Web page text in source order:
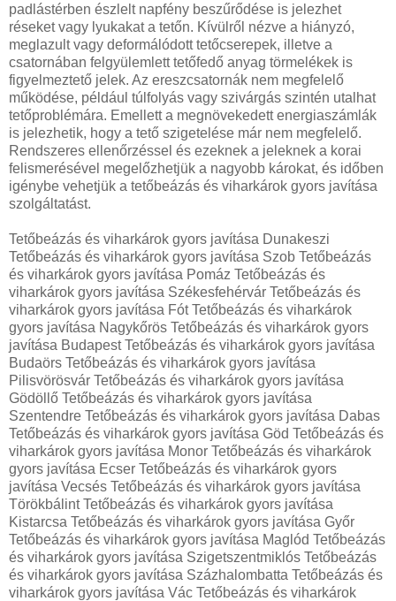
padlástérben észlelt napfény beszűrődése is jelezhet
réseket vagy lyukakat a tetőn. Kívülről nézve a hiányzó,
meglazult vagy deformálódott tetőcserepek, illetve a
csatornában felgyülemlett tetőfedő anyag törmelékek is
figyelmeztető jelek. Az ereszcsatornák nem megfelelő
működése, például túlfolyás vagy szivárgás szintén utalhat
tetőproblémára. Emellett a megnövekedett energiaszámlák
is jelezhetik, hogy a tető szigetelése már nem megfelelő.
Rendszeres ellenőrzéssel és ezeknek a jeleknek a korai
felismerésével megelőzhetjük a nagyobb károkat, és időben
igénybe vehetjük a tetőbeázás és viharkárok gyors javítása
szolgáltatást.
Tetőbeázás és viharkárok gyors javítása Dunakeszi
Tetőbeázás és viharkárok gyors javítása Szob Tetőbeázás
és viharkárok gyors javítása Pomáz Tetőbeázás és
viharkárok gyors javítása Székesfehérvár Tetőbeázás és
viharkárok gyors javítása Fót Tetőbeázás és viharkárok
gyors javítása Nagykőrös Tetőbeázás és viharkárok gyors
javítása Budapest Tetőbeázás és viharkárok gyors javítása
Budaörs Tetőbeázás és viharkárok gyors javítása
Pilisvörösvár Tetőbeázás és viharkárok gyors javítása
Gödöllő Tetőbeázás és viharkárok gyors javítása
Szentendre Tetőbeázás és viharkárok gyors javítása Dabas
Tetőbeázás és viharkárok gyors javítása Göd Tetőbeázás és
viharkárok gyors javítása Monor Tetőbeázás és viharkárok
gyors javítása Ecser Tetőbeázás és viharkárok gyors
javítása Vecsés Tetőbeázás és viharkárok gyors javítása
Törökbálint Tetőbeázás és viharkárok gyors javítása
Kistarcsa Tetőbeázás és viharkárok gyors javítása Győr
Tetőbeázás és viharkárok gyors javítása Maglód Tetőbeázás
és viharkárok gyors javítása Szigetszentmiklós Tetőbeázás
és viharkárok gyors javítása Százhalombatta Tetőbeázás és
viharkárok gyors javítása Vác Tetőbeázás és viharkárok